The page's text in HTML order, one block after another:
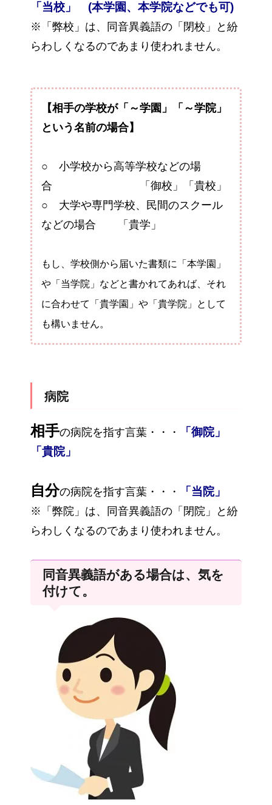
「当校」 (本学園、本学院などでも可)
※「弊校」は、同音異義語の「閉校」と紛
らわしくなるのであまり使われません。
【相手の学校が「～学園」「～学院」
という名前の場合】
○ 小学校から高等学校などの場
合 「御校」「貴校」
○ 大学や専門学校、民間のスクール
などの場合 「貴学」
もし、学校側から届いた書類に「本学園」
や「当学院」などと書かれてあれば、それ
に合わせて「貴学園」や「貴学院」として
も構いません。
病院
相手の病院を指す言葉・・・
「御院」
「貴院」
自分の病院を指す言葉・・・ 「当院」
※「弊院」は、同音異義語の「閉院」と紛
らわしくなるのであまり使われません。
同音異義語がある場合は、気を
付けて。